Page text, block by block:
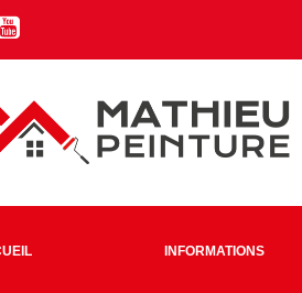
INFORMATIONS